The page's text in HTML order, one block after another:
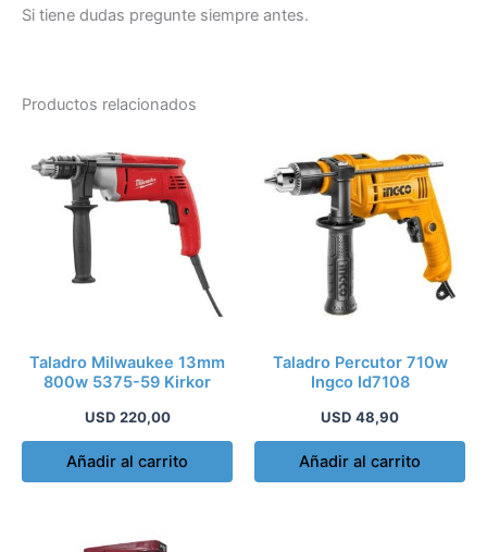
Si tiene dudas pregunte siempre antes.
Productos relacionados
Taladro Milwaukee 13mm
800w 5375-59 Kirkor
USD 220,00
Añadir al carrito
Taladro Percutor 710w
Ingco Id7108
USD 48,90
Añadir al carrito